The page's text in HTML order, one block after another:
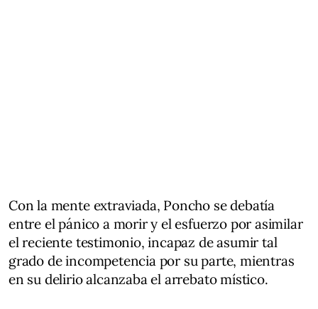
Con la mente extraviada, Poncho se debatía
entre el pánico a morir y el esfuerzo por asimilar
el reciente testimonio, incapaz de asumir tal
grado de incompetencia por su parte, mientras
en su delirio alcanzaba el arrebato místico.